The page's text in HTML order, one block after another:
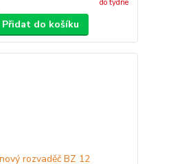
do týdne
Přidat do košíku